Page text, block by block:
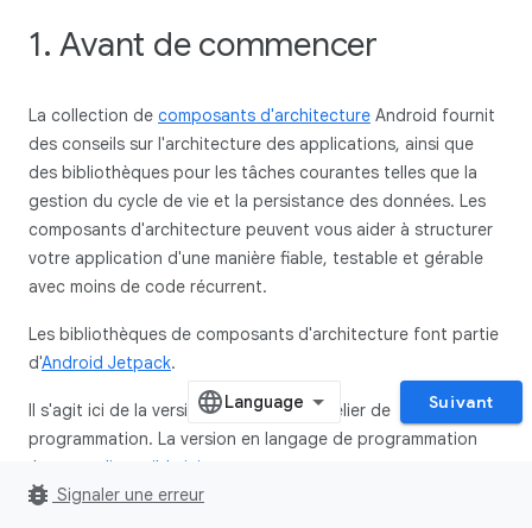
1. Avant de commencer
La collection de composants d'architecture Android fournit
des conseils sur l'architecture des applications, ainsi que
des bibliothèques pour les tâches courantes telles que la
gestion du cycle de vie et la persistance des données. Les
composants d'architecture peuvent vous aider à structurer
votre application d'une manière fiable, testable et gérable
avec moins de code récurrent.
Les bibliothèques de composants d'architecture font partie
d'Android Jetpack.
Il s'agit ici de la version en Kotlin de l'atelier de
programmation. La version en langage de programmation
Java est
disponible ici
Suivant
bug_report Signaler une erreur